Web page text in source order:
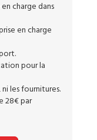
charge dans
en charge
pour la
les fournitures.
28€ par